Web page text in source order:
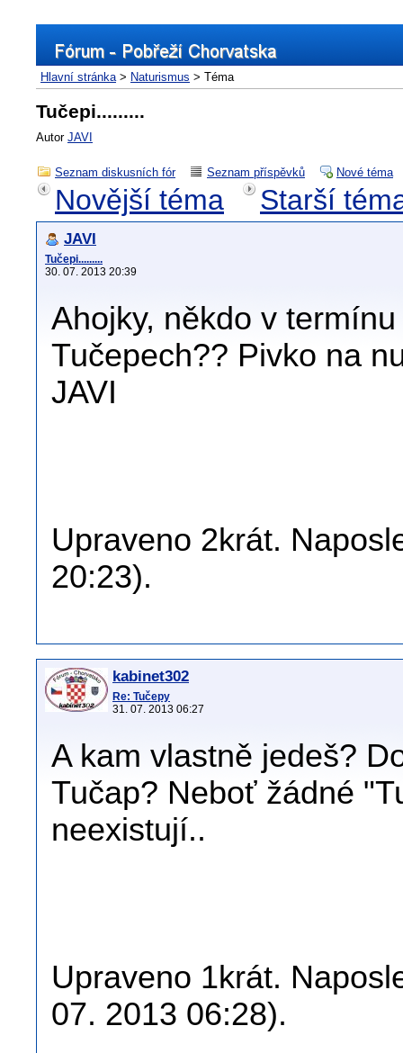
Hlavní stránka> Naturismus > Téma
Tučepi.........
Autor JAVI
Seznam diskusních fór Seznam příspěvků Nové téma
Novější téma Starší
JAVI
Tučepi.........
30. 07. 2013 20:39
Ahojky, někdo v
Tučepech?? Pivko na
JAVI
Upraveno 2krát.
20:23).
kabinet302
Re: Tučepy
31. 07. 2013 06:27
A kam vlastně jedeš?
Tučap? Neboť žádné
neexistují..
Upraveno 1krát.
07. 2013 06:28).